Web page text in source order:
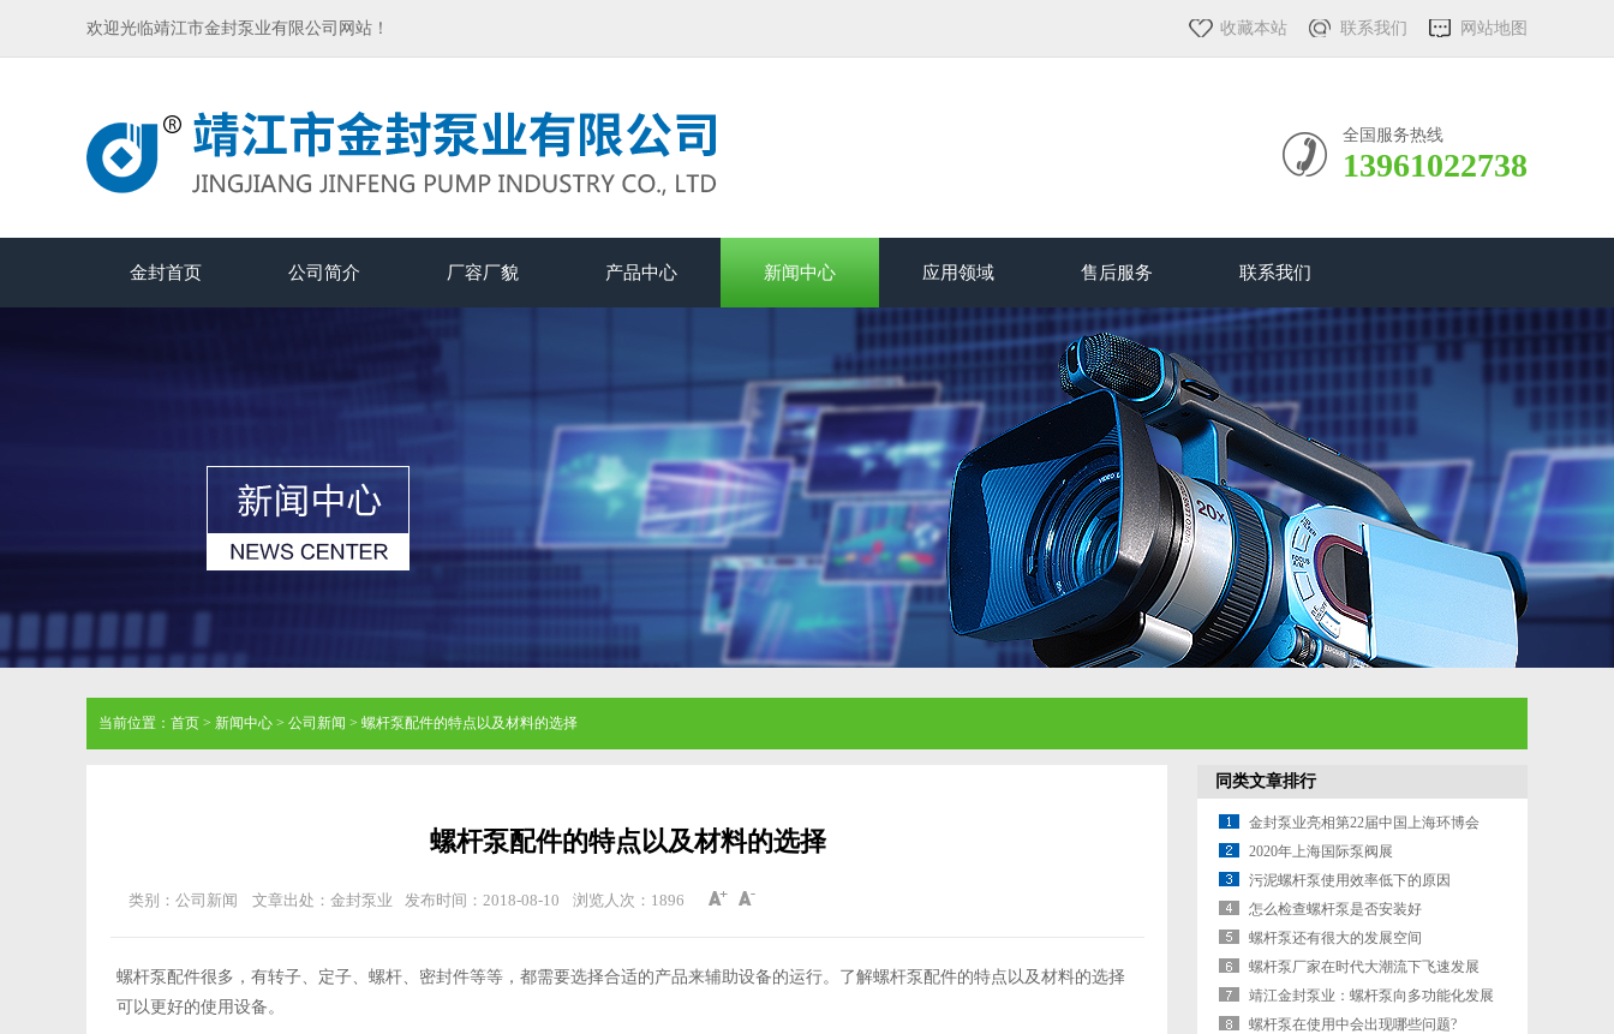
欢迎光临靖江市金封泵业有限公司网站！ 收藏本站 联系我们 网站地图
全国服务热线
13961022738
金封首页 公司简介 厂容厂貌 产品中心 新闻中心 应用领域 售后服务 联系我们
当前位置： 首页 > 新闻中心 > 公司新闻 > 螺杆泵配件的特点以及材料的选择
螺杆泵配件的特点以及材料的选择
类别：公司新闻 文章出处：金封泵业 发布时间：2018-08-10 浏览人次： 1896
螺杆泵配件很多，有转子、定子、螺杆、密封件等等，都需要选择合适的产品来辅助设备的运行。了解螺杆泵配件的特点以及材料的选择
可以更好的使用设备。
同类文章排行
金封泵业亮相第22届中国上海环博会
2020年上海国际泵阀展
污泥螺杆泵使用效率低下的原因
怎么检查螺杆泵是否安装好
螺杆泵还有很大的发展空间
螺杆泵厂家在时代大潮流下飞速发展
靖江金封泵业：螺杆泵向多功能化发展
螺杆泵在使用中会出现哪些问题?